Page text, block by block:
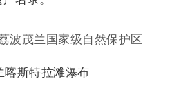
喀斯特拉滩瀑布